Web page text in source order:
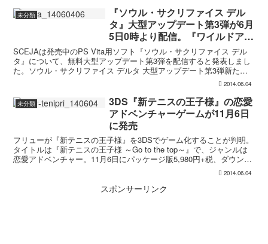
pic.twitter.com/6RxuVkKhUg— カズ (@...
未分類
『ソウル・サクリファイス デル
タ』大型アップデート第3弾が6月
5日0時より配信。『ワイルドアー
ムズ』コラボアイテムを収録
SCEJAは発売中のPS Vita用ソフト『ソウル・サクリファイス デル
タ』について、無料大型アップデート第3弾を配信すると発表しまし
た。ソウル・サクリファイス デルタ 大型アップデート第3弾新たな
2014.06.04
未分類
3DS『新テニスの王子様』の恋愛
アドベンチャーゲームが11月6日
に発売
フリューが『新テニスの王子様』を3DSでゲーム化することが判明。
タイトルは『新テニスの王子様 ～Go to the top～』で、ジャンルは
恋愛アドベンチャー。11月6日にパッケージ版5,980円+税、ダウンロ
2014.06.04
スポンサーリンク